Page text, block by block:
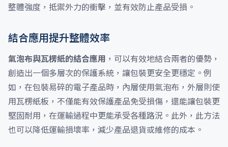
整體強度，抵禦外力的衝擊，並有效防止產品受損。
結合應用提升整體效率
氣泡布與瓦楞紙的結合應用 ，可以有效地結合兩者的優勢，
創造出一個多層次的保護系統，讓包裝更安全更穩定。例
如，在包裝易碎的電子產品時，內層使用氣泡布，外層則使
用瓦楞紙板，不僅能有效保護產品免受損傷，還能讓包裝更
堅固耐用，在運輸過程中更能承受各種路況。此外，此方法
也可以降低運輸損壞率，減少產品退貨或維修的成本。